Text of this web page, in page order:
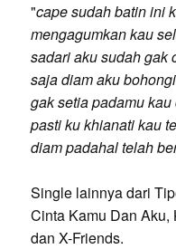
"cape sudah batin ini
mengagumkan kau
sadari aku sudah gak
saja diam aku
gak setia padamu
pasti ku khianati kau
diam padahal telah
Single lainnya dari
Cinta Kamu Dan Aku,
dan X-Friends.